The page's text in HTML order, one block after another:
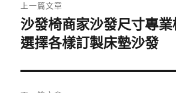
章
導
覽
上一篇文章
上
一
文
章:
沙發椅商家沙發尺寸專
選擇各樣訂製床墊沙發